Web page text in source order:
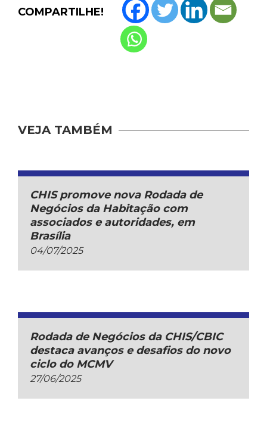
COMPARTILHE!
VEJA TAMBÉM
CHIS promove nova Rodada de
Negócios da Habitação com
associados e autoridades, em
Brasília
04/07/2025
Rodada de Negócios da CHIS/CBIC
destaca avanços e desafios do novo
ciclo do MCMV
27/06/2025